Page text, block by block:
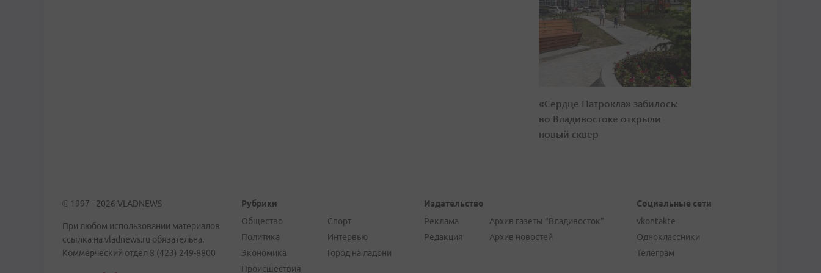
«Сердце Патрокла» забилось:
во Владивостоке открыли
новый сквер
© 1997 - 2026 VLADNEWS
При любом использовании материалов
ссылка на vladnews.ru обязательна.
Коммерческий отдел 8 (423) 249-8800
Рубрики
Общество
Политика
Экономика
Происшествия
Спорт
Интервью
Город на ладони
Издательство
Реклама
Редакция
Архив газеты "Владивосток"
Архив новостей
Социальные сети
vkontakte
Одноклассники
Телеграм